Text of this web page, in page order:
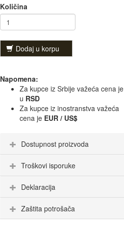
Količina
Dodaj u korpu
Napomena:
Za kupce iz Srbije važeća cena je
u RSD
Za kupce iz inostranstva važeća
cena je EUR / US$
Dostupnost proizvoda
Troškovi isporuke
Deklaracija
Zaštita potrošača